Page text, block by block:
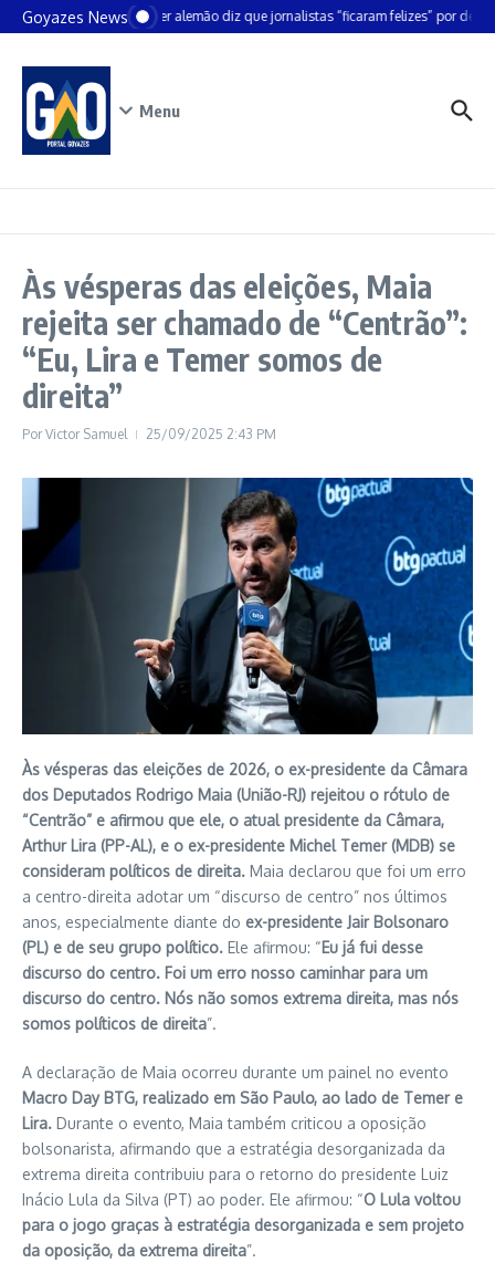
Ir para o conteúdo
Goyazes NewsChanceler alemão diz que jornalistas “ficaram felizes” por deixar
Menu
Às vésperas das eleições, Maia
rejeita ser chamado de “Centrão”:
“Eu, Lira e Temer somos de
direita”
PorVictor Samuel 25/09/2025 2:43 PM
Às vésperas das eleições de 2026, o ex-presidente da Câmara
dos Deputados Rodrigo Maia (União-RJ) rejeitou o rótulo de
“Centrão” e afirmou que ele, o atual presidente da Câmara,
Arthur Lira (PP-AL), e o ex-presidente Michel Temer (MDB) se
consideram políticos de direita. Maia declarou que foi um erro
a centro-direita adotar um “discurso de centro” nos últimos
anos, especialmente diante do ex-presidente Jair Bolsonaro
(PL) e de seu grupo político. Ele afirmou: “Eu já fui desse
discurso do centro. Foi um erro nosso caminhar para um
discurso do centro. Nós não somos extrema direita, mas nós
somos políticos de direita”.
A declaração de Maia ocorreu durante um painel no evento
Macro Day BTG, realizado em São Paulo, ao lado de Temer e
Lira. Durante o evento, Maia também criticou a oposição
bolsonarista, afirmando que a estratégia desorganizada da
extrema direita contribuiu para o retorno do presidente Luiz
Inácio Lula da Silva (PT) ao poder. Ele afirmou: “O Lula voltou
para o jogo graças à estratégia desorganizada e sem projeto
da oposição, da extrema direita”.